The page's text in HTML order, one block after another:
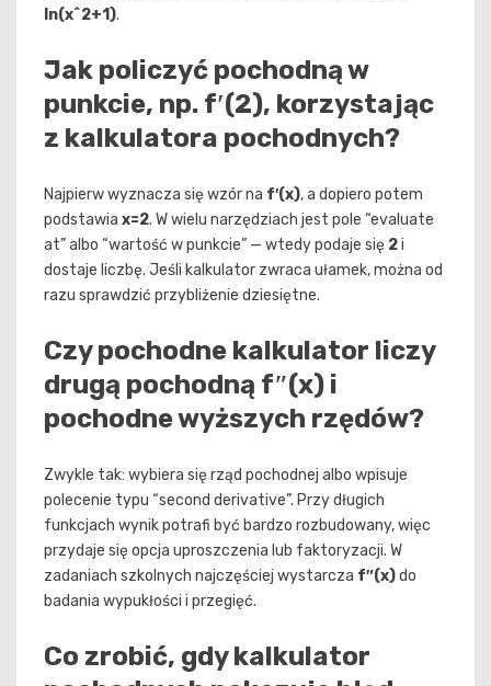
ln(x^2+1).
Jak policzyć pochodną w
punkcie, np. f′(2), korzystając
z kalkulatora pochodnych?
Najpierw wyznacza się wzór na f′(x), a dopiero potem
podstawia x=2. W wielu narzędziach jest pole “evaluate
at” albo “wartość w punkcie” — wtedy podaje się 2i
dostaje liczbę. Jeśli kalkulator zwraca ułamek, można od
razu sprawdzić przybliżenie dziesiętne.
Czy pochodne kalkulator liczy
drugą pochodną f″(x) i
pochodne wyższych rzędów?
Zwykle tak: wybiera się rząd pochodnej albo wpisuje
polecenie typu “second derivative”. Przy długich
funkcjach wynik potrafi być bardzo rozbudowany, więc
przydaje się opcja uproszczenia lub faktoryzacji. W
zadaniach szkolnych najczęściej wystarcza f″(x)do
badania wypukłości i przegięć.
Co zrobić, gdy kalkulator